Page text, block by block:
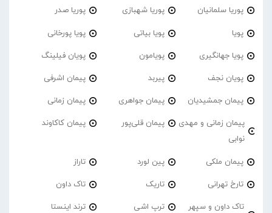
پوریا سلمانیان پوریا شهبازی پوریا صدر
پویا پویا بیاتی پویا پورخانی
پویا جهانگیری پویامون پویان فیلینگ
پویان نجف پیربد پیمان اشرفی
پیمان جمشیدیان پیمان جواهری پیمان زمانی
پیمان زمانی و مهدی
نوابی
پیمان قلی‌پور پیمان کاکاوند
پیمان ملکی پین لورد تاراز
تارخ تهرانی تاریک تاک داون
تاک داون و سپهر
ترپ اشی ترند اینستا